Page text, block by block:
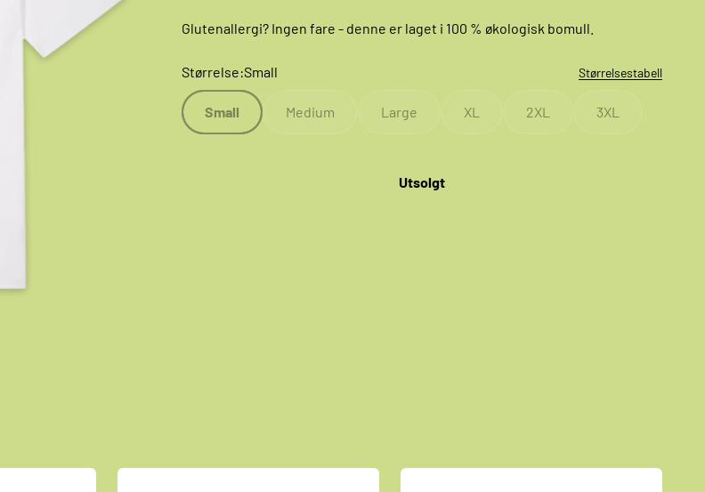
Glutenallergi? Ingen fare - denne er laget i 100 % økologisk bomull.
Størrelse:Small Størrelsestabell
Small Medium Large XL 2XL 3XL
Utsolgt